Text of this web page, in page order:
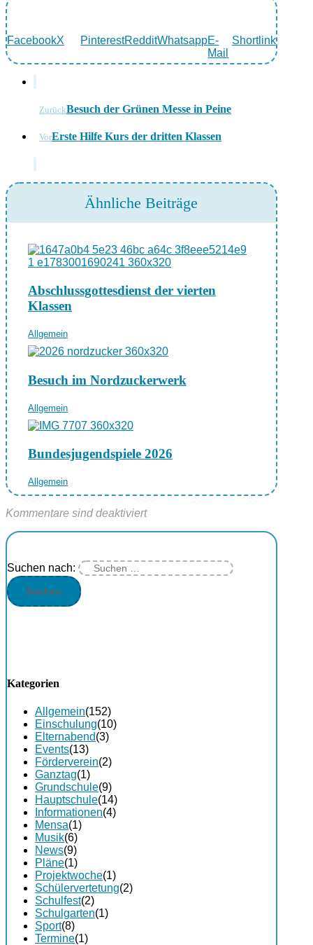
FacebookX PinterestRedditWhatsappE-
Mail
Shortlink
ZurückBesuch der Grünen Messe in Peine
VorErste Hilfe Kurs der dritten Klassen
Ähnliche Beiträge
Abschlussgottesdienst der vierten
Klassen
Allgemein
Besuch im Nordzuckerwerk
Allgemein
Bundesjugendspiele 2026
Allgemein
Kommentare sind deaktiviert
Suchen nach:
Kategorien
Allgemein(152)
Einschulung(10)
Elternabend(3)
Events(13)
Förderverein(2)
Ganztag(1)
Grundschule(9)
Hauptschule(14)
Informationen(4)
Mensa(1)
Musik(6)
News(9)
Pläne(1)
Projektwoche(1)
Schülervertetung(2)
Schulfest(2)
Schulgarten(1)
Sport(8)
Termine(1)